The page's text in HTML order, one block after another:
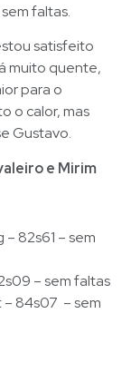
faltas.
satisfeito
muito quente,
para o
o calor, mas
Gustavo.
e Mirim
82s61 – sem
– sem faltas
84s07 – sem